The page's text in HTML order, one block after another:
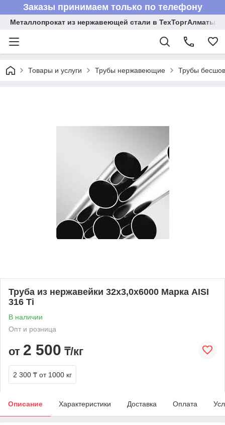
Заказы принимаем только по телефону
Металлопрокат из нержавеющей стали в ТехТоргАлматы
Товары и услуги Трубы нержавеющие Трубы
Труба из нержавейки 32х3,0х6000 Марка AISI
316 Ti
В наличии
Опт и розница
от 2 500 ₸/кг
2 300 ₸ от 1000 кг
Описание Характеристики Доставка Оплата